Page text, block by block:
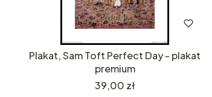
Plakat, Sam Toft Perfect Day - plakat
premium
Cena
39,00 zł